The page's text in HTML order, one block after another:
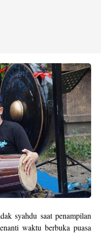
syahdu saat penampilan
waktu berbuka puasa